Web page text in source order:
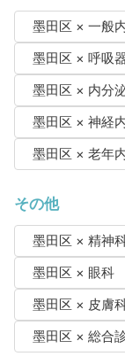
墨田区 × 一般
墨田区 × 呼吸
墨田区 × 内分
墨田区 × 神経
墨田区 × 老年
その他
墨田区 × 精神
墨田区 × 眼科
墨田区 × 皮膚
墨田区 × 総合